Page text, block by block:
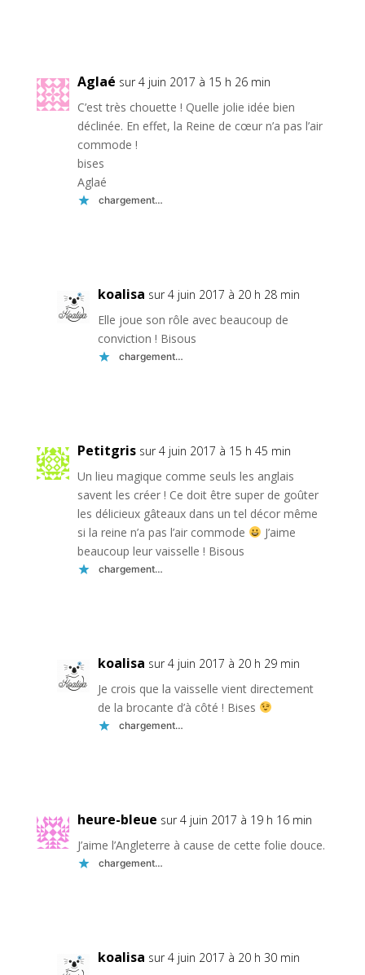
Aglaé sur 4 juin 2017 à 15 h 26 min
C’est très chouette ! Quelle jolie idée bien
déclinée. En effet, la Reine de cœur n’a pas l’air
commode !
bises
Aglaé
chargement…
koalisa sur 4 juin 2017 à 20 h 28 min
Elle joue son rôle avec beaucoup de
conviction ! Bisous
chargement…
Petitgris sur 4 juin 2017 à 15 h 45 min
Un lieu magique comme seuls les anglais
savent les créer ! Ce doit être super de goûter
les délicieux gâteaux dans un tel décor même
si la reine n’a pas l’air commode
J’aime
beaucoup leur vaisselle ! Bisous
chargement…
koalisa sur 4 juin 2017 à 20 h 29 min
Je crois que la vaisselle vient directement
de la brocante d’à côté ! Bises
chargement…
heure-bleue sur 4 juin 2017 à 19 h 16 min
J’aime l’Angleterre à cause de cette folie douce.
chargement…
koalisa sur 4 juin 2017 à 20 h 30 min